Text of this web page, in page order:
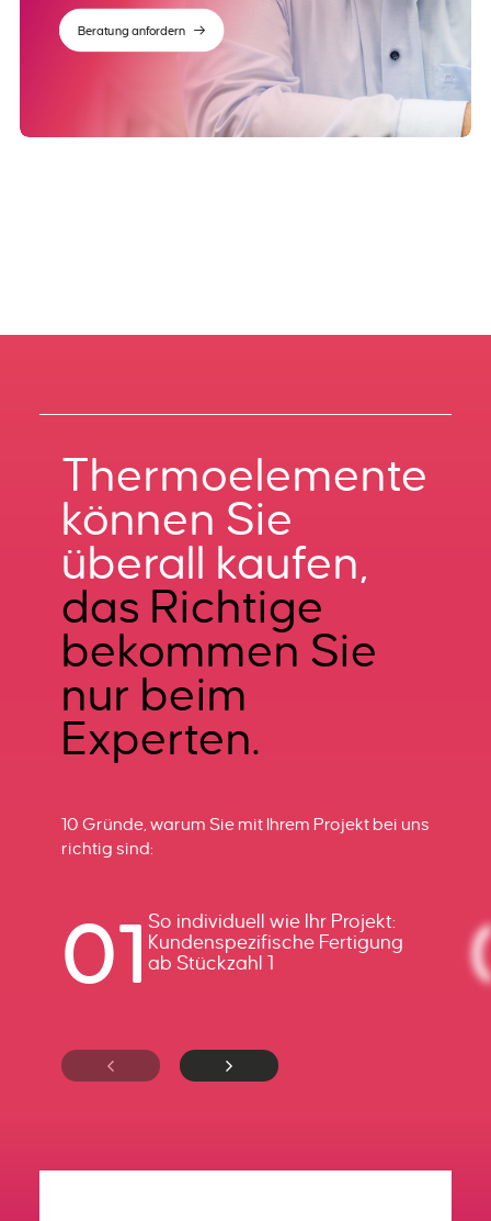
Beratung anfordern
Thermoelemente
können Sie
überall kaufen,
das Richtige
bekommen Sie
nur beim
Experten.
10 Gründe, warum Sie mit Ihrem Projekt bei uns
richtig sind:
01 So individuell wie Ihr Projekt:
Kundenspezifische Fertigung
ab Stückzahl 1